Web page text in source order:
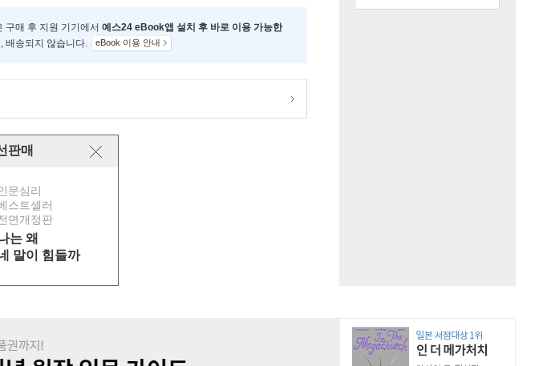
구매 후 지원 기기에서 예스24 eBook앱 설치 후 바로 이용 가능한
배송되지 않습니다. eBook 이용 안내
판매
문심리
스트셀러
면개정판
는 왜
말이 힘들까